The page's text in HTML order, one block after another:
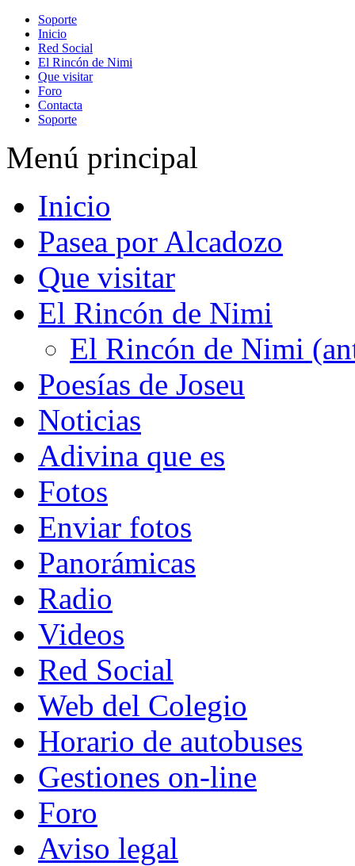
Soporte
Inicio
Red Social
El Rincón de Nimi
Que visitar
Foro
Contacta
Soporte
Menú principal
Inicio
Pasea por Alcadozo
Que visitar
El Rincón de Nimi
El Rincón de Nimi
Poesías de Joseu
Noticias
Adivina que es
Fotos
Enviar fotos
Panorámicas
Radio
Videos
Red Social
Web del Colegio
Horario de autobuses
Gestiones on-line
Foro
Aviso legal